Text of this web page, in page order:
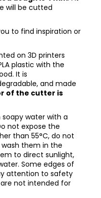
will be cutted
to find inspiration or
on 3D printers
plastic with the
It is
and made
of the cutter is
water with a
not expose the
than 55°C, do not
them in the
to direct sunlight,
Some edges of
attention to safety
not intended for